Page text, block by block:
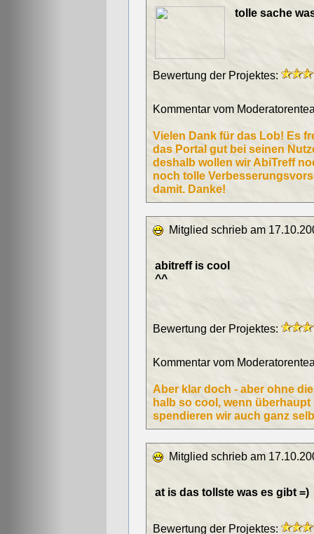
tolle sache
Bewertung der Projektes:
Kommentar vom
Vielen Dank für das Lob! Es
das Portal gut bei seinen
deshalb wollen wir AbiTreff
noch tolle
damit. Danke!
Mitglied schrieb am
abitreff is cool
^^
Bewertung der Projektes:
Kommentar vom
Aber klar doch - aber ohne
halb so cool, wenn
spendieren wir auch ganz
Mitglied schrieb am
at is das tollste was es gibt =)
Bewertung der Projektes: